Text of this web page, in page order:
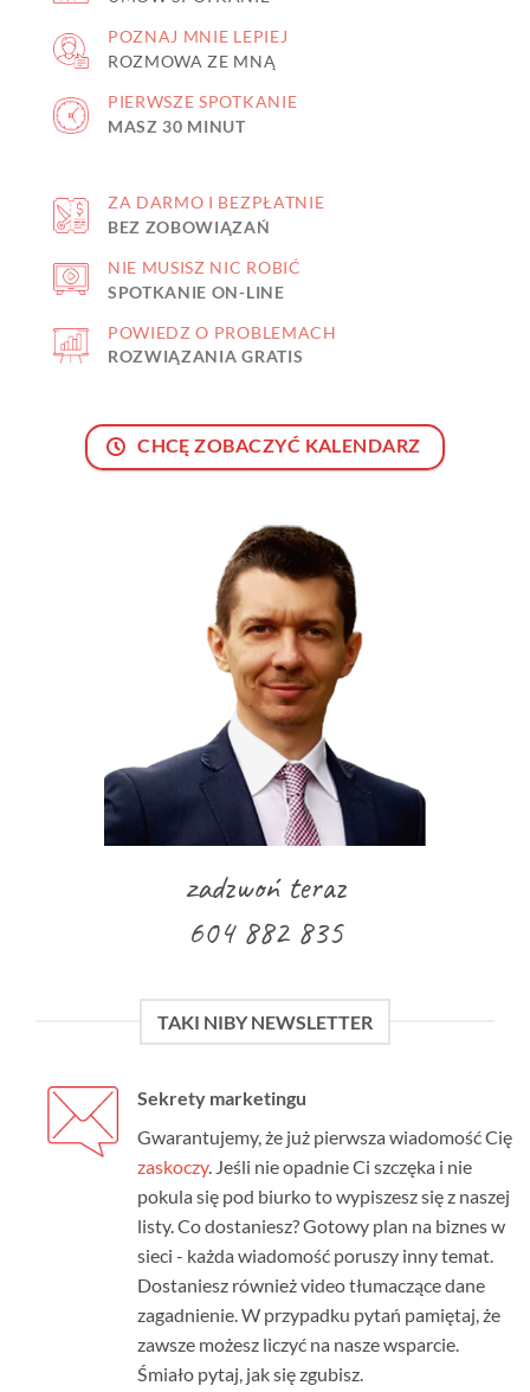
zadzwoń teraz
604 882 835
POZNAJ MNIE LEPIEJ
ROZMOWA ZE MNĄ
PIERWSZE SPOTKANIE
MASZ 30 MINUT
ZA DARMO I BEZPŁATNIE
BEZ ZOBOWIĄZAŃ
NIE MUSISZ NIC ROBIĆ
SPOTKANIE ON-LINE
POWIEDZ O PROBLEMACH
ROZWIĄZANIA GRATIS
CHCĘ ZOBACZYĆ KALENDARZ
TAKI NIBY NEWSLETTER
Sekrety marketingu
Gwarantujemy, że już pierwsza wiadomość Cię
zaskoczy. Jeśli nie opadnie Ci szczęka i nie
pokula się pod biurko to wypiszesz się z naszej
listy. Co dostaniesz? Gotowy plan na biznes w
sieci - każda wiadomość poruszy inny temat.
Dostaniesz również video tłumaczące dane
zagadnienie. W przypadku pytań pamiętaj, że
zawsze możesz liczyć na nasze wsparcie.
Śmiało pytaj, jak się zgubisz.